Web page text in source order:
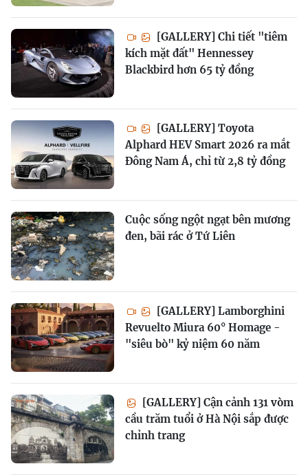
[GALLERY] Chi tiết "tiêm
kích mặt đất" Hennessey
Blackbird hơn 65 tỷ đồng
[GALLERY] Toyota
Alphard HEV Smart 2026 ra mắt
Đông Nam Á, chỉ từ 2,8 tỷ đồng
Cuộc sống ngột ngạt bên mương
đen, bãi rác ở Tứ Liên
[GALLERY] Lamborghini
Revuelto Miura 60° Homage -
"siêu bò" kỷ niệm 60 năm
[GALLERY] Cận cảnh 131 vòm
cầu trăm tuổi ở Hà Nội sắp được
chỉnh trang